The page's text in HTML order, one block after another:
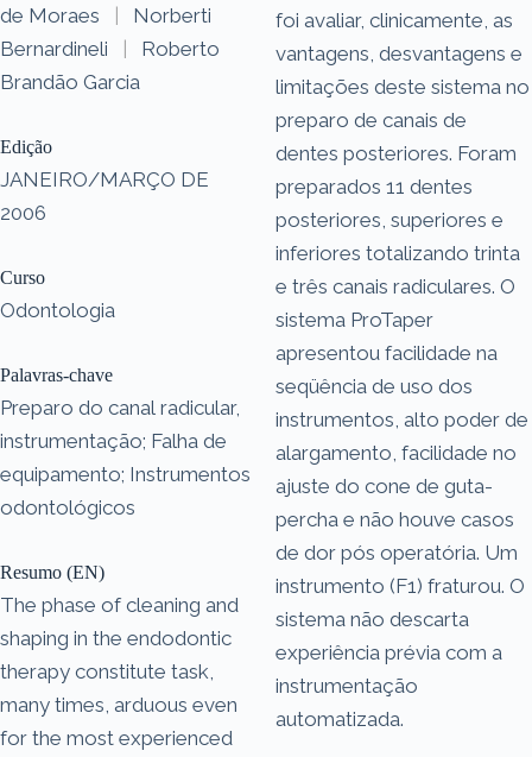
de Moraes
|
Norberti
Bernardineli
|
Roberto
Brandão Garcia
Edição
JANEIRO/MARÇO DE
2006
Curso
Odontologia
Palavras-chave
Preparo do canal radicular,
instrumentação; Falha de
equipamento; Instrumentos
odontológicos
Resumo (EN)
The phase of cleaning and
shaping in the endodontic
therapy constitute task,
many times, arduous even
for the most experienced
foi avaliar, clinicamente, as
vantagens, desvantagens e
limitações deste sistema no
preparo de canais de
dentes posteriores. Foram
preparados 11 dentes
posteriores, superiores e
inferiores totalizando trinta
e três canais radiculares. O
sistema ProTaper
apresentou facilidade na
seqüência de uso dos
instrumentos, alto poder de
alargamento, facilidade no
ajuste do cone de guta-
percha e não houve casos
de dor pós operatória. Um
instrumento (F1) fraturou. O
sistema não descarta
experiência prévia com a
instrumentação
automatizada.